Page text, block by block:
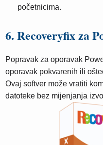
početnicima.
6. Recoveryfix za
Popravak za oporavak
oporavak pokvarenih ili
Ovaj softver može vratiti
datoteke bez mijenjanja